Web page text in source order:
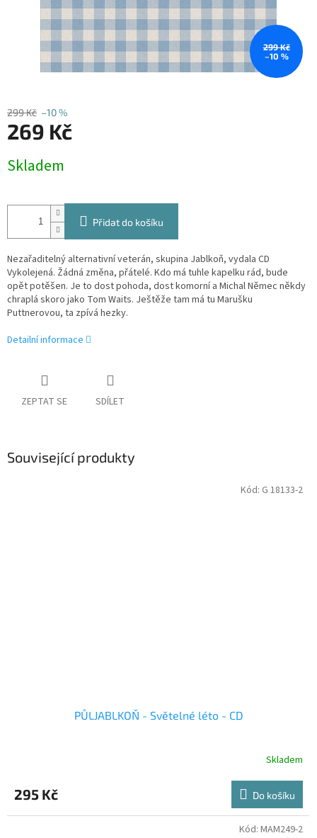
299 Kč
–10 %
299 Kč –10 %
269 Kč
cena:
Skladem
Přidat do košíku
Nezařaditelný alternativní veterán, skupina Jablkoň, vydala CD
Vykolejená. Žádná změna, přátelé. Kdo má tuhle kapelku rád, bude
opět potěšen. Je to dost pohoda, dost komorní a Michal Němec někdy
chraplá skoro jako Tom Waits. Ještěže tam má tu Marušku
Puttnerovou, ta zpívá hezky.
Detailní informace
ZEPTAT SE SDÍLET
Související produkty
PŮLJABLKOŇ - Světelné léto - CD
Skladem
295 Kč Do košíku
Kód: G 18133-2
Kód: MAM249-2